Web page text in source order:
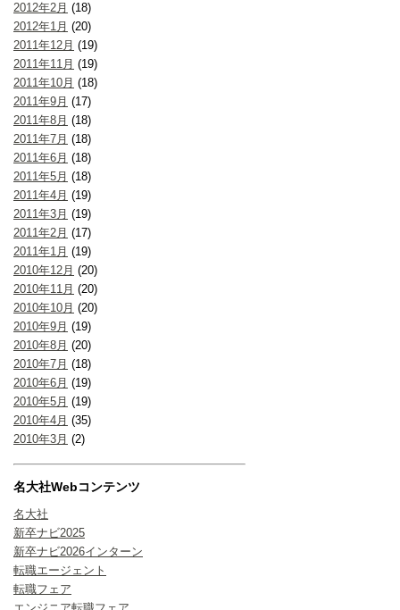
2012年2月 (18)
2012年1月 (20)
2011年12月 (19)
2011年11月 (19)
2011年10月 (18)
2011年9月 (17)
2011年8月 (18)
2011年7月 (18)
2011年6月 (18)
2011年5月 (18)
2011年4月 (19)
2011年3月 (19)
2011年2月 (17)
2011年1月 (19)
2010年12月 (20)
2010年11月 (20)
2010年10月 (20)
2010年9月 (19)
2010年8月 (20)
2010年7月 (18)
2010年6月 (19)
2010年5月 (19)
2010年4月 (35)
2010年3月 (2)
名大社Webコンテンツ
名大社
新卒ナビ2025
新卒ナビ2026インターン
転職エージェント
転職フェア